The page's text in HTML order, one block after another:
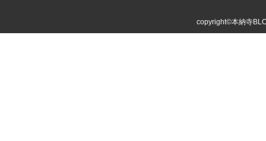
copyright©本納寺